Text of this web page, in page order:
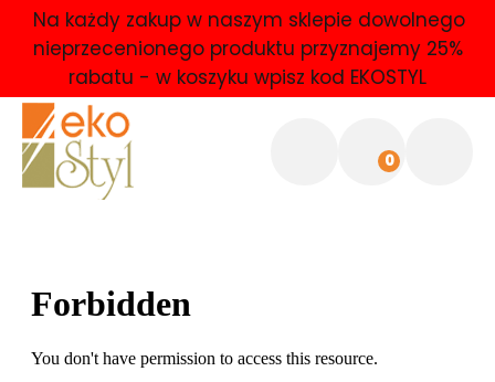
Na każdy zakup w naszym sklepie dowolnego
nieprzecenionego produktu przyznajemy 25%
rabatu - w koszyku wpisz kod EKOSTYL
0